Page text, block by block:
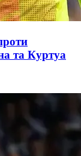
та Куртуа